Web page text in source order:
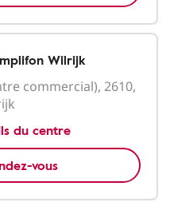
Wilrijk
commercial), 2610,
du centre
vous